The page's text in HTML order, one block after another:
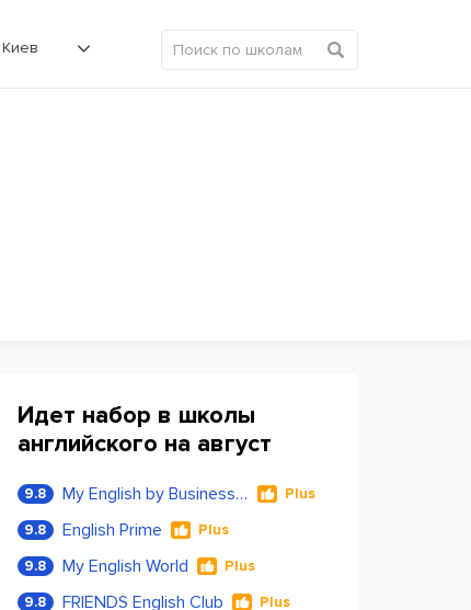
Киев
Идет набор в школы
английского на август
9.8 My English by Business Language Plus
9.8 English Prime Plus
9.8 My English World Plus
9.8 FRIENDS English Club Plus